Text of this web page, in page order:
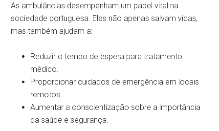
As ambulâncias desempenham um papel vital na
sociedade portuguesa. Elas não apenas salvam vidas,
mas também ajudam a:
Reduzir o tempo de espera para tratamento
médico.
Proporcionar cuidados de emergência em locais
remotos.
Aumentar a conscientização sobre a importância
da saúde e segurança.